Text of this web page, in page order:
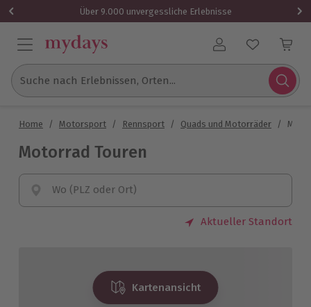
Über 9.000 unvergessliche Erlebnisse
Benutzerkonto
Suche nach Erlebnissen, Orten...
Home / Motorsport / Rennsport / Quads und Motorräder /
Motorrad Touren
Wo (PLZ oder Ort)
Aktueller Standort
Kartenansicht